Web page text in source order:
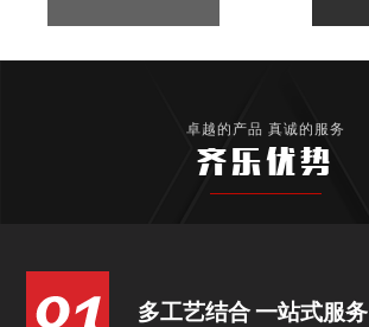
卓越的产品 真诚的服务
齐乐优势
多工艺结合 一站式服务